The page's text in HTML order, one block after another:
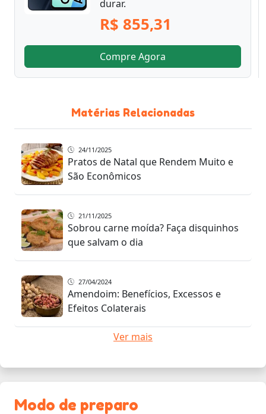
durar.
R$ 855,31
Compre Agora
Matérias Relacionadas
24/11/2025
Pratos de Natal que Rendem Muito e
São Econômicos
21/11/2025
Sobrou carne moída? Faça disquinhos
que salvam o dia
27/04/2024
Amendoim: Benefícios, Excessos e
Efeitos Colaterais
Ver mais
Modo de preparo